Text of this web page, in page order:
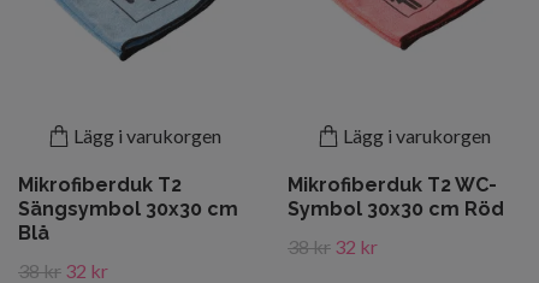
Lägg i varukorgen
Mikrofiberduk T2
Sängsymbol 30x30 cm
Blå
38 kr 32 kr
Lägg i varukorgen
Mikrofiberduk T2 WC-
Symbol 30x30 cm Röd
38 kr 32 kr